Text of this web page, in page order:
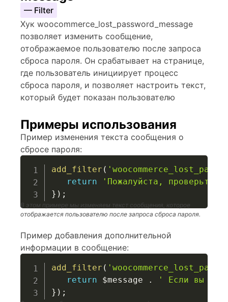
— Filter
Хук woocommerce_lost_password_message
позволяет изменить сообщение,
отображаемое пользователю после запроса
сброса пароля. Он срабатывает на странице,
где пользователь инициирует процесс
сброса пароля, и позволяет настроить текст,
который будет показан пользователю
Примеры использования
Пример изменения текста сообщения о
сбросе пароля:
add_filter (
return
'Пожалуйста, проверьте
} ) ;
В этом примере мы изменяем текст сообщения, которое
отображается пользователю после запроса сброса пароля.
Пример добавления дополнительной
информации в сообщение:
add_filter (
return
$message .
' Если вы не
} ) ;